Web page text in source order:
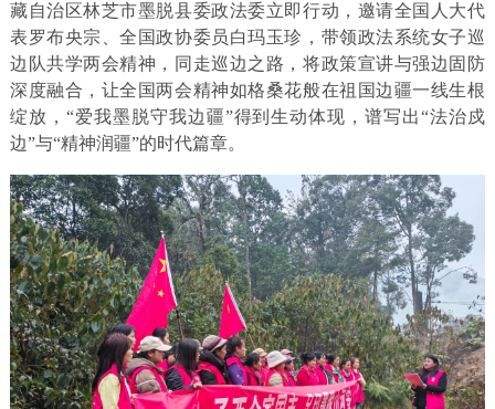
藏自治区林芝市墨脱县委政法委立即行动，邀请全国人大代
表罗布央宗、全国政协委员白玛玉珍，带领政法系统女子巡
边队共学两会精神，同走巡边之路，将政策宣讲与强边固防
深度融合，让全国两会精神如格桑花般在祖国边疆一线生根
绽放，“爱我墨脱守我边疆”得到生动体现，谱写出“法治戍
边”与“精神润疆”的时代篇章。